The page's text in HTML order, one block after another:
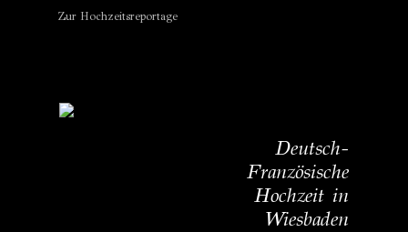
Zur Hochzeitsreportage
Deutsch-
Französische
Hochzeit in
Wiesbaden